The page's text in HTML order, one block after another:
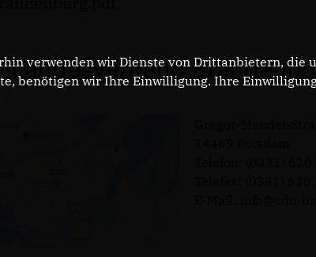
Landesverband
verwenden wir Dienste von Drittanbietern, die
benötigen wir Ihre Einwilligung. Ihre